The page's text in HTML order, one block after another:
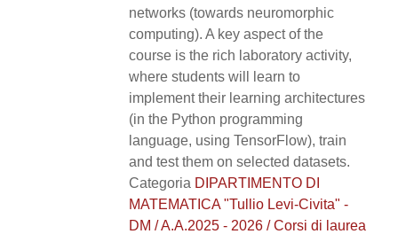
networks (towards neuromorphic
computing). A key aspect of the
course is the rich laboratory activity,
where students will learn to
implement their learning architectures
(in the Python programming
language, using TensorFlow), train
and test them on selected datasets.
Categoria DIPARTIMENTO DI
MATEMATICA "Tullio Levi-Civita" -
DM / A.A.2025 - 2026 / Corsi di laurea